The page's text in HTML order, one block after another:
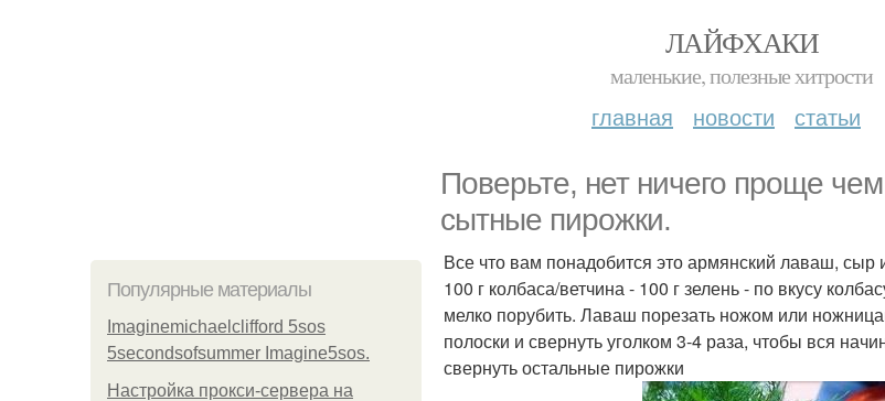
ЛАЙФХАКИ
маленькие, полезные хитрости
главная новости статьи
Поверьте, нет ничего проще
сытные пирожки.
Популярные материалы
Imaginemichaelclifford 5sos
5secondsofsummer Imagine5sos.
Настройка прокси-сервера на
Все что вам понадобится это армянский лаваш,
100 г колбаса/ветчина - 100 г зелень - по вкусу
мелко порубить. Лаваш порезать ножом или
полоски и свернуть уголком 3-4 раза, чтобы вся
свернуть остальные пирожки